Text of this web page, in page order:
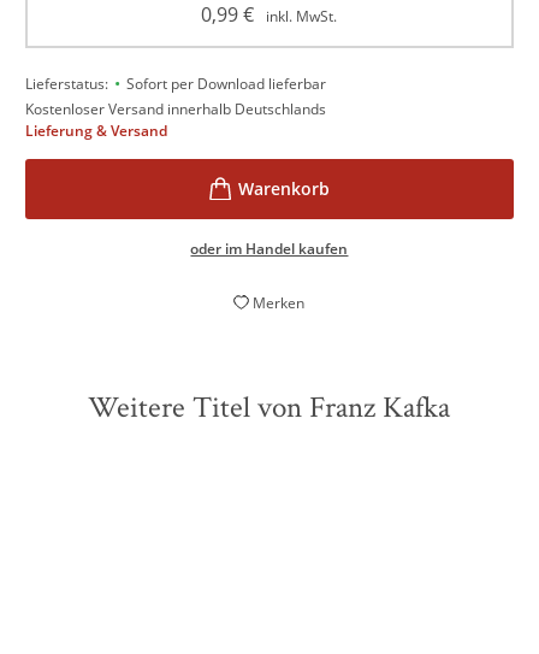
0,99€ inkl. MwSt.
Lieferstatus: • Sofort per Download lieferbar
Kostenloser Versand innerhalb Deutschlands
Lieferung & Versand
oder im Handel kaufen
Merken
Weitere Titel von Franz Kafka